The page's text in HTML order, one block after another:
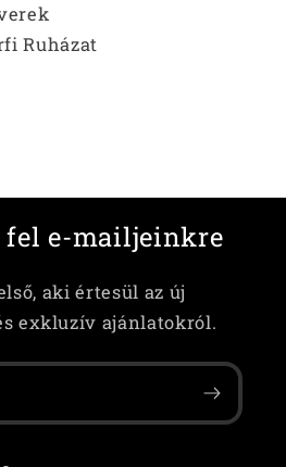
Ruházat
fel e-mailjeinkre
aki értesül az új
exkluzív ajánlatokról.